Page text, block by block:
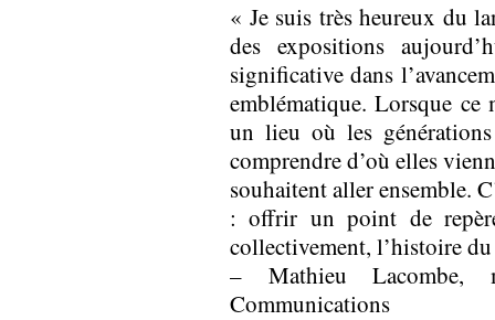
« Je suis très heureux du
des expositions
significative dans
emblématique. Lorsque ce
un lieu où les
comprendre d’où elles
souhaitent aller ensemble.
: offrir un point de
collectivement, l’histoire
– Mathieu
Communications